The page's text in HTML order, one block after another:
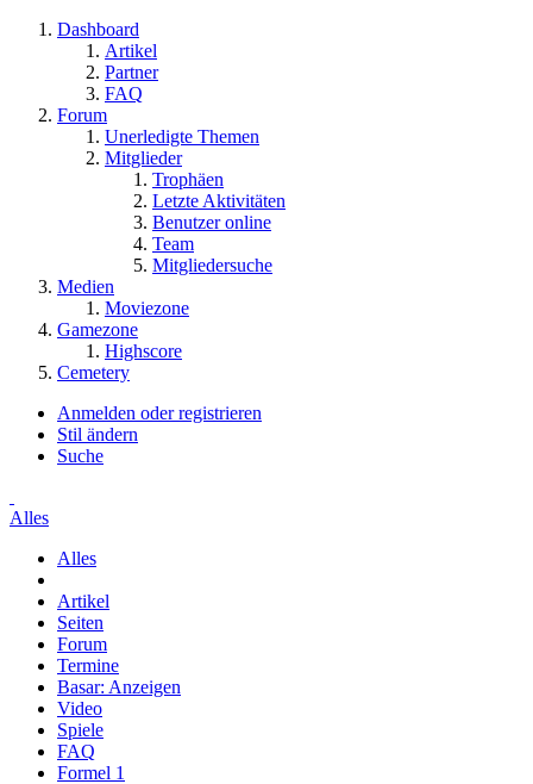
Dashboard
Artikel
Partner
FAQ
Forum
Unerledigte Themen
Mitglieder
Trophäen
Letzte Aktivitäten
Benutzer online
Team
Mitgliedersuche
Medien
Moviezone
Gamezone
Highscore
Cemetery
Anmelden oder registrieren
Stil ändern
Suche
Alles
Alles
Artikel
Seiten
Forum
Termine
Basar: Anzeigen
Video
Spiele
FAQ
Formel 1